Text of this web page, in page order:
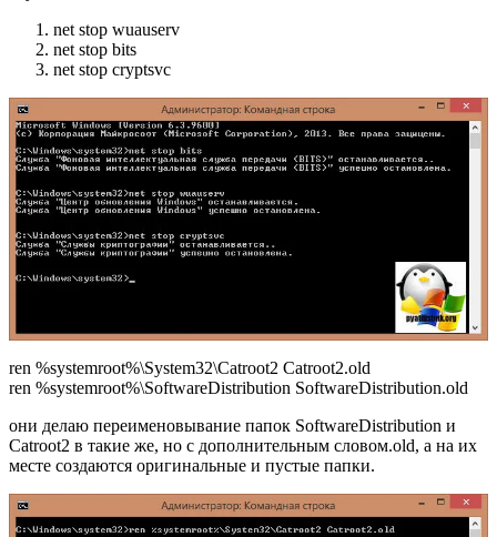
net stop wuauserv
net stop bits
net stop cryptsvc
ren %systemroot%\System32\Catroot2 Catroot2.old
ren %systemroot%\SoftwareDistribution SoftwareDistribution.old
они делаю переименовывание папок SoftwareDistribution и
Catroot2 в такие же, но с дополнительным словом.old, а на их
месте создаются оригинальные и пустые папки.